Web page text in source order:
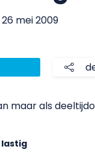
26 mei 2009
maar als